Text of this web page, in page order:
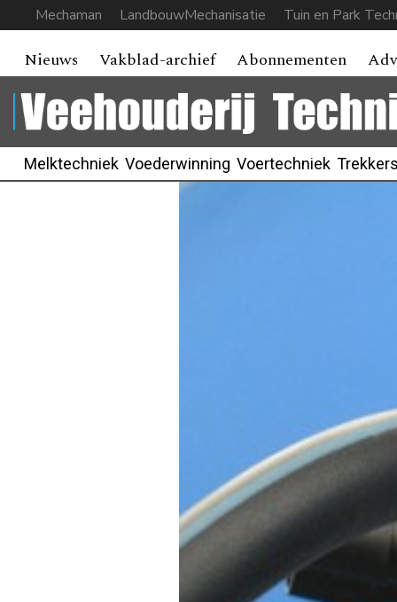
Mechaman LandbouwMechanisatie Tuin en Park
Nieuws Vakblad-archief Abonnementen
Melktechniek Voederwinning Voertechniek